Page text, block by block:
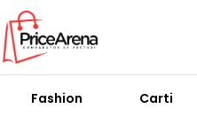
Fashion Carti